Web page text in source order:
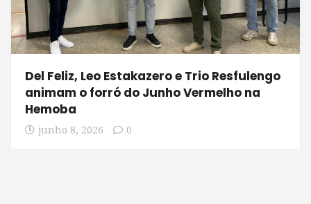
Del Feliz, Leo Estakazero e Trio Resfulengo
animam o forró do Junho Vermelho na
Hemoba
junho 8, 2026 0